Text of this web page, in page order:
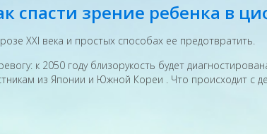
спасти зрение ребенка в
XXI века и простых способах ее предотвратить.
к 2050 году близорукость будет
из Японии и Южной Кореи . Что происходит